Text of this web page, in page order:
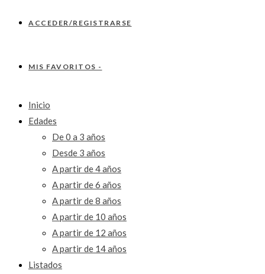
ACCEDER/REGISTRARSE
MIS FAVORITOS -
Inicio
Edades
De 0 a 3 años
Desde 3 años
A partir de 4 años
A partir de 6 años
A partir de 8 años
A partir de 10 años
A partir de 12 años
A partir de 14 años
Listados